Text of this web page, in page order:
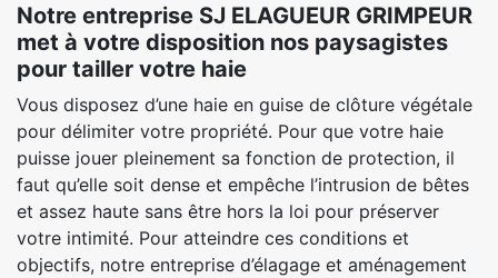
Notre entreprise SJ ELAGUEUR GRIMPEUR
met à votre disposition nos paysagistes
pour tailler votre haie
Vous disposez d’une haie en guise de clôture végétale
pour délimiter votre propriété. Pour que votre haie
puisse jouer pleinement sa fonction de protection, il
faut qu’elle soit dense et empêche l’intrusion de bêtes
et assez haute sans être hors la loi pour préserver
votre intimité. Pour atteindre ces conditions et
objectifs, notre entreprise d’élagage et aménagement